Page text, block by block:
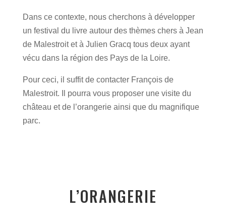
Dans ce contexte, nous cherchons à développer
un festival du livre autour des thèmes chers à Jean
de Malestroit et à Julien Gracq tous deux ayant
vécu dans la région des Pays de la Loire.
Pour ceci, il suffit de contacter François de
Malestroit. Il pourra vous proposer une visite du
château et de l’orangerie ainsi que du magnifique
parc.
L’ORANGERIE